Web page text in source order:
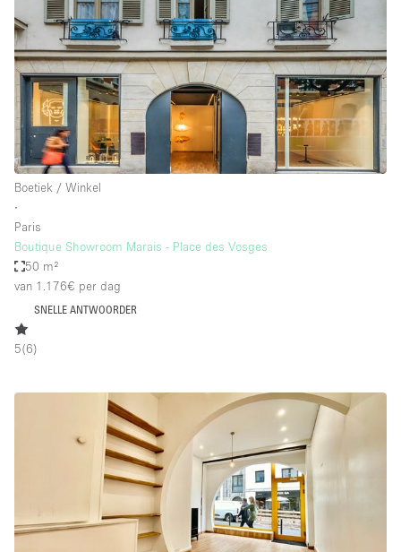
Boetiek / Winkel
∙
Paris
Boutique Showroom Marais - Place des Vosges
50 m²
van 1.176€ per dag
SNELLE ANTWOORDER
5(6)